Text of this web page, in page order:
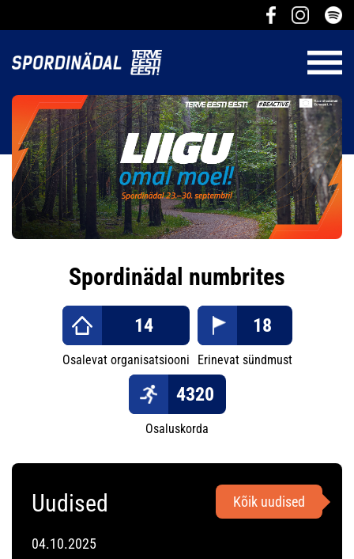
Spordinädal numbrites
14
Osalevat organisatsiooni
18
Erinevat sündmust
4320
Osaluskorda
Uudised Kõik uudised
04.10.2025